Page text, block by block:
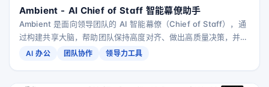
Ambient - AI Chief of Staff 智能幕僚助手
Ambient 是面向领导团队的 AI 智能幕僚（Chief of Staff），通
过构建共享大脑，帮助团队保持高度对齐、做出高质量决策，并以
更快节奏协同推进业务。
AI 办公 团队协作 领导力工具